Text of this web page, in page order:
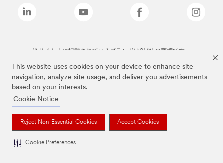
This website uses cookies on your device to enhance site
navigation, analyze site usage, and deliver you advertisements
based on your interests.
Cookie Notice
Reject Non-Essential Cookies Accept Cookies
Cookie Preferences
当サイト上に掲載されているブランドは3M社の商標です。